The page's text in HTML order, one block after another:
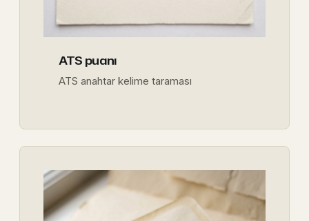
ATS puanı
ATS anahtar kelime taraması